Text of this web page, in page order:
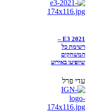
E3 2021 –
רשימת כל
המשחקים
שיופיעו באירוע
עדי פרל